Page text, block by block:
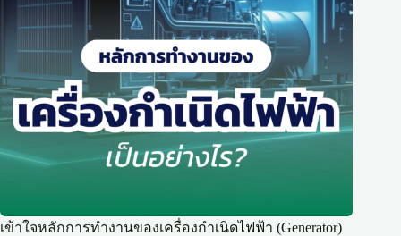
เข้าใจหลักการทำงานของเครื่องกำเนิดไฟฟ้า (Generator)